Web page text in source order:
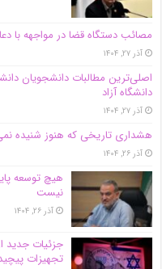
مصائب دستگاه قضا در مواجهه با
آذر ۲۷, ۱۴۰۴
اصلی‌ترین مطالبات دانشجویان
دانشگاه آز‌اد
آذر ۲۷, ۱۴۰۴
هشداری تاریخی که هنوز شنیده
آذر ۲۶, ۱۴۰۴
هیچ توسعه
نیست
آذر ۲۶, ۱۴۰۴
جزئیات جدید
تجهیزات